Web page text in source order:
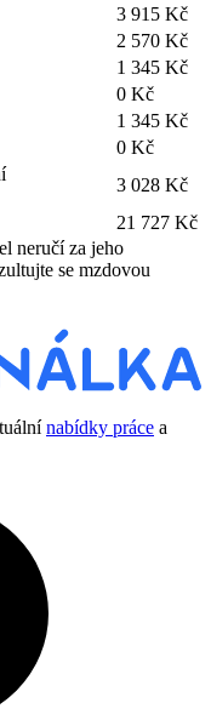
3 915 Kč
2 570 Kč
1 345 Kč
0 Kč
1 345 Kč
0 Kč
3 028 Kč
21 727 Kč
neručí za jeho
se mzdovou
nabídky práce a